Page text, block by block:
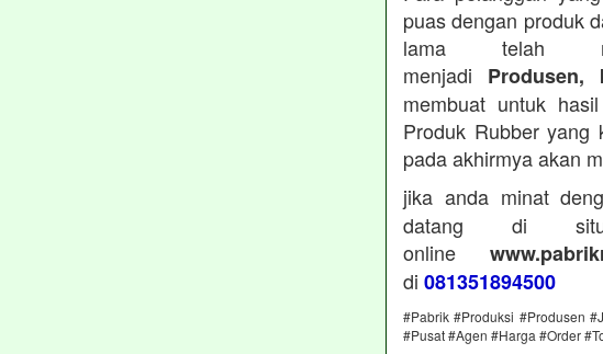
puas dengan produk
lama telah
menjadi Produsen,
membuat untuk
Produk Rubber yang
pada akhirmya akan
jika anda minat
datang di
online
di 081351894500
#Pabrik #Produksi #Produsen
#Pusat #Agen #Harga #Order